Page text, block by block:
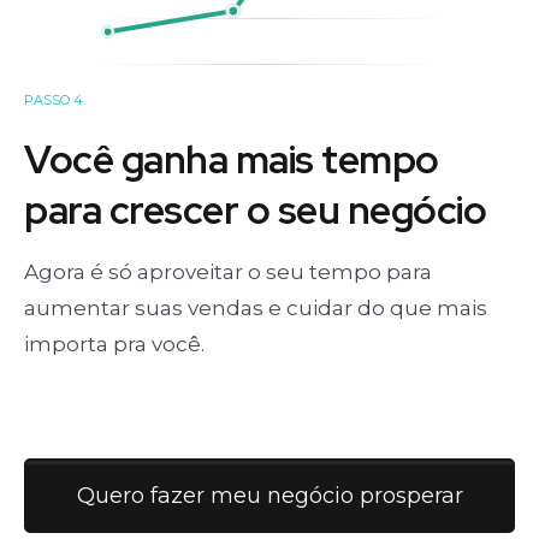
PASSO 4
Você ganha mais tempo
para crescer o seu negócio
Agora é só aproveitar o seu tempo para
aumentar suas vendas e cuidar do que mais
importa pra você.
Quero fazer meu negócio prosperar